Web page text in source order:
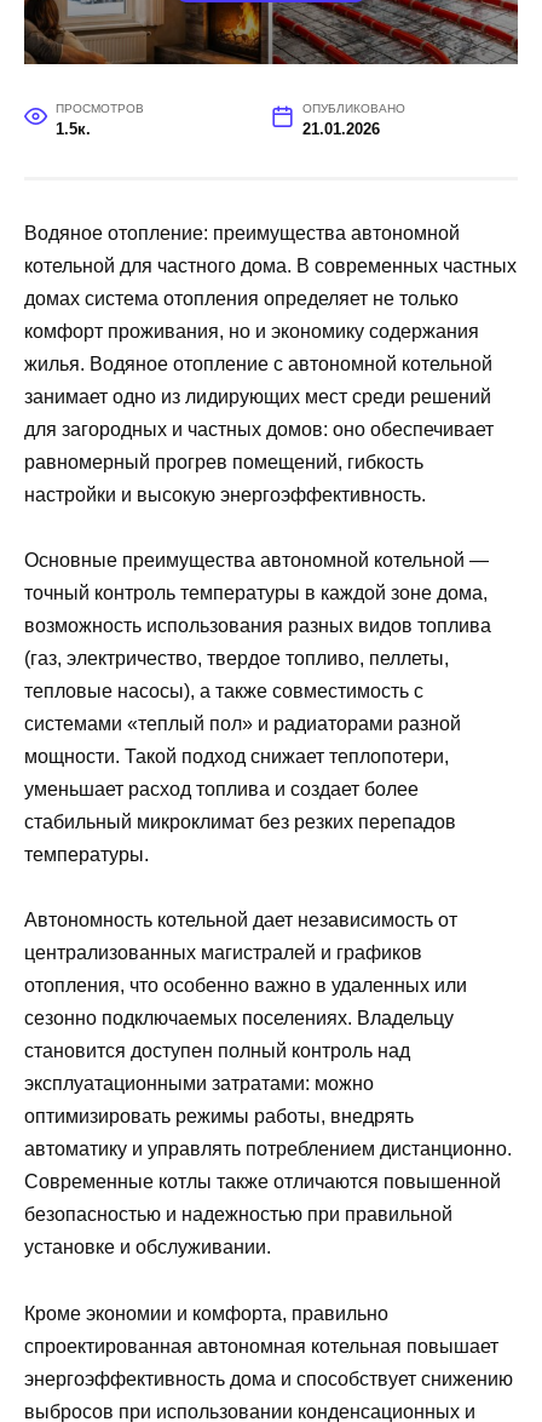
ПРОСМОТРОВ
1.5к.
ОПУБЛИКОВАНО
21.01.2026
Водяное отопление: преимущества автономной
котельной для частного дома. В современных частных
домах система отопления определяет не только
комфорт проживания, но и экономику содержания
жилья. Водяное отопление с автономной котельной
занимает одно из лидирующих мест среди решений
для загородных и частных домов: оно обеспечивает
равномерный прогрев помещений, гибкость
настройки и высокую энергоэффективность.
Основные преимущества автономной котельной —
точный контроль температуры в каждой зоне дома,
возможность использования разных видов топлива
(газ, электричество, твердое топливо, пеллеты,
тепловые насосы), а также совместимость с
системами «теплый пол» и радиаторами разной
мощности. Такой подход снижает теплопотери,
уменьшает расход топлива и создает более
стабильный микроклимат без резких перепадов
температуры.
Автономность котельной дает независимость от
централизованных магистралей и графиков
отопления, что особенно важно в удаленных или
сезонно подключаемых поселениях. Владельцу
становится доступен полный контроль над
эксплуатационными затратами: можно
оптимизировать режимы работы, внедрять
автоматику и управлять потреблением дистанционно.
Современные котлы также отличаются повышенной
безопасностью и надежностью при правильной
установке и обслуживании.
Кроме экономии и комфорта, правильно
спроектированная автономная котельная повышает
энергоэффективность дома и способствует снижению
выбросов при использовании конденсационных и